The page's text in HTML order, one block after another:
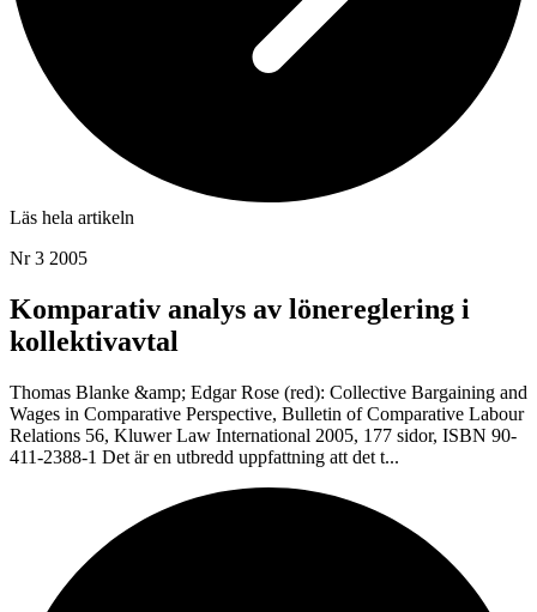
Läs hela artikeln
Nr 3 2005
Komparativ analys av lönereglering i
kollektivavtal
Thomas Blanke &amp; Edgar Rose (red): Collective Bargaining and
Wages in Comparative Perspective, Bulletin of Comparative Labour
Relations 56, Kluwer Law International 2005, 177 sidor, ISBN 90-
411-2388-1 Det är en utbredd uppfattning att det t...